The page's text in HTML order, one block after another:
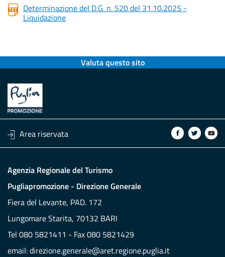
Determinazione del D.G. n. 520 del 31.10.2025 -
Liquidazione
Valuta questo sito
Area riservata
Agenzia Regionale del Turismo
Pugliapromozione - Direzione Generale
Fiera del Levante, PAD. 172
Lungomare Starita, 70132 BARI
Tel 080 5821411 - Fax 080 5821429
email:direzione.generale@aret.regione.puglia.it